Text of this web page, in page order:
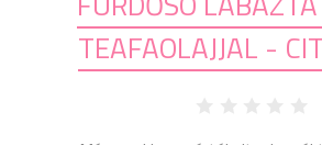
TEAFAOLAJJAL -